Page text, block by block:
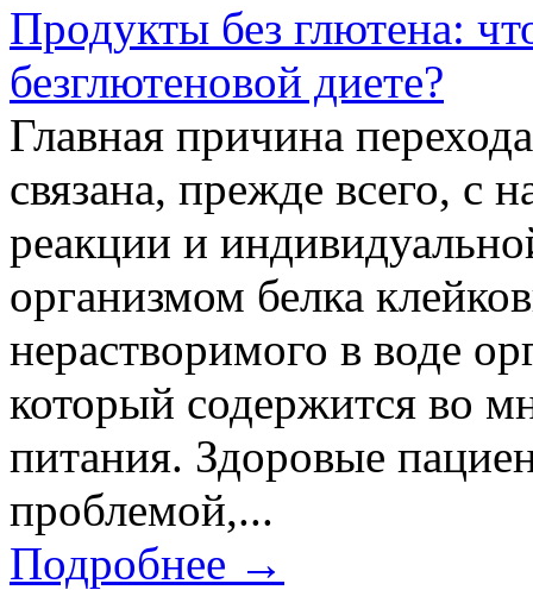
Продукты без глютена:
безглютеновой диете?
Главная причина
связана, прежде всего, с
реакции и
организмом белка
нерастворимого в воде
который содержится во
питания. Здоровые
проблемой,...
Подробнее →